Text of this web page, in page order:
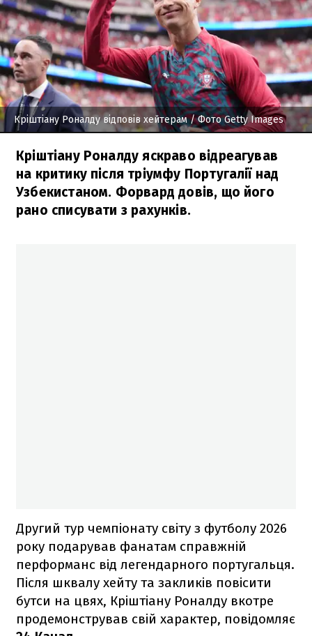
Кріштіану Роналду відповів хейтерам/ Фото Getty Images
Кріштіану Роналду яскраво відреагував
на критику після тріумфу Португалії над
Узбекистаном. Форвард довів, що його
рано списувати з рахунків.
Другий тур чемпіонату світу з футболу 2026
року подарував фанатам справжній
перформанс від легендарного португальця.
Після шквалу хейту та закликів повісити
бутси на цвях, Кріштіану Роналду вкотре
продемонстрував свій характер, повідомляє